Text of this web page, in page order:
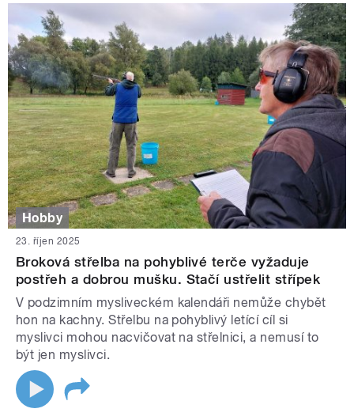
Hobby
23. říjen 2025
Broková střelba na pohyblivé terče vyžaduje
postřeh a dobrou mušku. Stačí ustřelit střípek
V podzimním mysliveckém kalendáři nemůže chybět
hon na kachny. Střelbu na pohyblivý letící cíl si
myslivci mohou nacvičovat na střelnici, a nemusí to
být jen myslivci.